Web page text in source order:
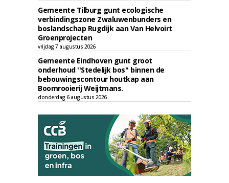
Gemeente Tilburg gunt ecologische
verbindingszone Zwaluwenbunders en
boslandschap Rugdijk aan Van Helvoirt
Groenprojecten
vrijdag 7 augustus 2026
Gemeente Eindhoven gunt groot
onderhoud ''Stedelijk bos'' binnen de
bebouwingscontour houtkap aan
Boomrooierij Weijtmans.
donderdag 6 augustus 2026